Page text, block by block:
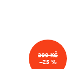
399 KČ
–25 %